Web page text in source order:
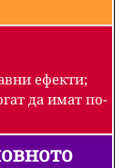
ефекти;
да имат по-